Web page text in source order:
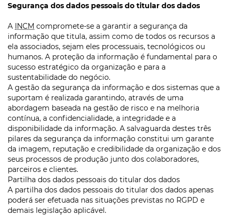
Segurança dos dados pessoais do titular dos dados
A INCM compromete-se a garantir a segurança da
informação que titula, assim como de todos os recursos a
ela associados, sejam eles processuais, tecnológicos ou
humanos. A proteção da informação é fundamental para o
sucesso estratégico da organização e para a
sustentabilidade do negócio.
A gestão da segurança da informação e dos sistemas que a
suportam é realizada garantindo, através de uma
abordagem baseada na gestão de risco e na melhoria
contínua, a confidencialidade, a integridade e a
disponibilidade da informação. A salvaguarda destes três
pilares da segurança da informação constitui um garante
da imagem, reputação e credibilidade da organização e dos
seus processos de produção junto dos colaboradores,
parceiros e clientes.
Partilha dos dados pessoais do titular dos dados
A partilha dos dados pessoais do titular dos dados apenas
poderá ser efetuada nas situações previstas no RGPD e
demais legislação aplicável.